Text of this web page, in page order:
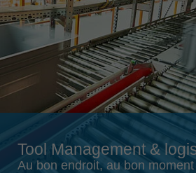
português
România
Română
Schweiz
deutsch français
Singapore
english
Slovenija
Tool Management &
Au bon endroit, au bon moment